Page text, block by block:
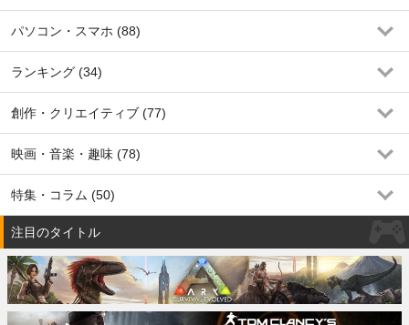
パソコン・スマホ (88)
ランキング (34)
創作・クリエイティブ (77)
映画・音楽・趣味 (78)
特集・コラム (50)
注目のタイトル